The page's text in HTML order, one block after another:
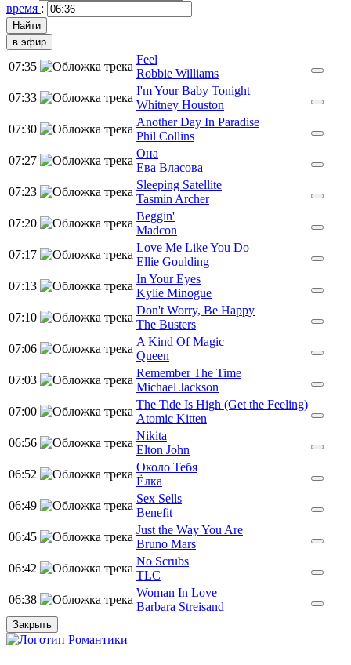
время :
в эфир
07:35
Feel
Robbie Williams
07:33
I'm Your Baby Tonight
Whitney Houston
07:30
Another Day In Paradise
Phil Collins
07:27
Она
Ева Власова
07:23
Sleeping Satellite
Tasmin Archer
07:20
Beggin'
Madcon
07:17
Love Me Like You Do
Ellie Goulding
07:13
In Your Eyes
Kylie Minogue
07:10
Don't Worry, Be Happy
The Busters
07:06
A Kind Of Magic
Queen
07:03
Remember The Time
Michael Jackson
07:00
The Tide Is High (Get the Feeling)
Atomic Kitten
06:56
Nikita
Elton John
06:52
Около Тебя
Ёлка
06:49
Sex Sells
Benefit
06:45
Just the Way You Are
Bruno Mars
06:42
No Scrubs
TLC
06:38
Woman In Love
Barbara Streisand
Закрыть